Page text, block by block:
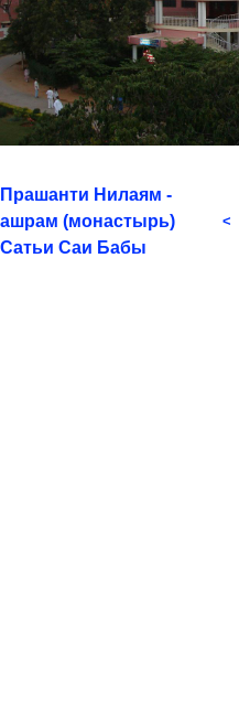
Прашанти Нилаям -
ашрам (монастырь)
Сатьи Саи Бабы
<